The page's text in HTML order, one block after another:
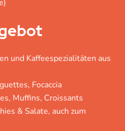
und Kaffeespezialitäten aus
Focaccia
Muffins, Croissants
& Salate, auch zum